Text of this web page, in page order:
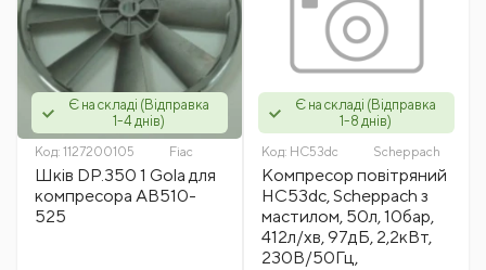
Є на складі (Відправка
1-4 днів)
Код: 1127200105 Fiac
Шків DP.350 1 Gola для
компресора AB510-
525
Є на складі (Відправка
1-8 днів)
Код: HC53dc Scheppach
Компресор повітряний
HC53dc, Scheppach з
мастилом, 50л, 10бар,
412л/хв, 97дБ, 2,2кВт,
230В/50Гц,